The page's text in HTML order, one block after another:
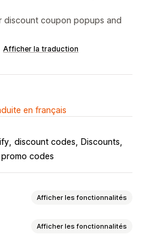
coupon popups and
Afficher la traduction
en français
discount codes
Discounts
promo codes
Afficher les fonctionnalités
Afficher les fonctionnalités